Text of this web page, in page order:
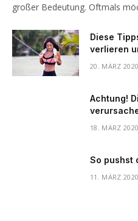
großer Bedeutung. Oftmals
Diese
verlieren
20. MÄRZ 2020
Achtung!
18. MÄRZ 2020
So pushst
11. MÄRZ 2020